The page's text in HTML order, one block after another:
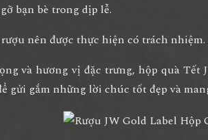
bạn bè trong dịp lễ.
nên được thực hiện có trách
và hương vị đặc trưng, hộp quà Tết
gửi gắm những lời chúc tốt đẹp và